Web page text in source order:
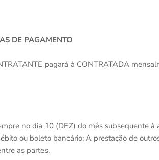
DE PAGAMENTO
pagará à CONTRATADA
no dia 10 (DEZ) do mês subsequente à
ou boleto bancário; A prestação de
as partes.